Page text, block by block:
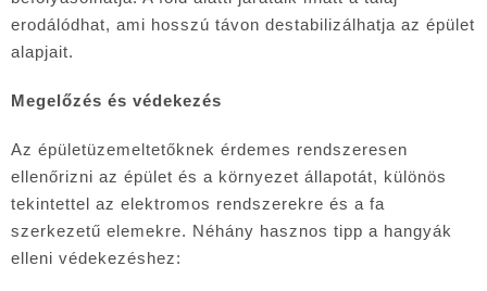
erodálódhat, ami hosszú távon destabilizálhatja az épület
alapjait.
Megelőzés és védekezés
Az épületüzemeltetőknek érdemes rendszeresen
ellenőrizni az épület és a környezet állapotát, különös
tekintettel az elektromos rendszerekre és a fa
szerkezetű elemekre. Néhány hasznos tipp a hangyák
elleni védekezéshez: